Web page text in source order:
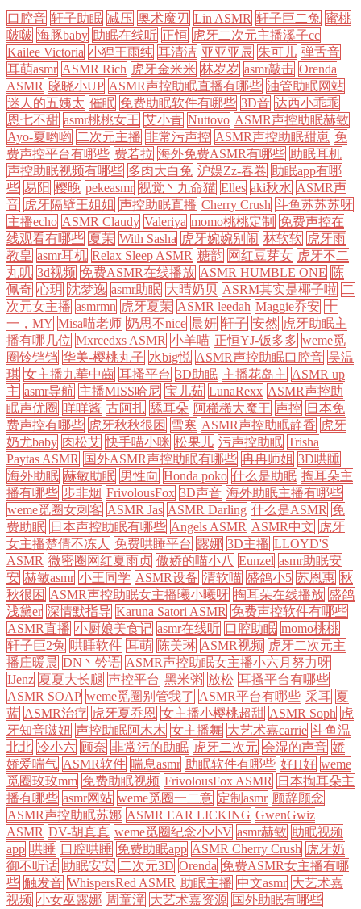
口腔音 轩子助眠 减压 奥术魔刃 Lin ASMR 轩子巨二兔 蜜桃
啵啵 海豚baby 助眠在线听 正恒 虎牙二次元主播溪子cc
Kailee Victoria 小狸王雨纯 耳清洁 亚亚亚辰 朱可儿 弹舌音
耳萌asmr ASMR Rich 虎牙金米米 林岁岁 asmr敲击 Orenda
ASMR 晓晓小UP ASMR声控助眠直播有哪些 油管助眠网站
迷人的五姨太 催眠 免费助眠软件有哪些 3D音 达西小乖乖
恩七不甜 asmr桃桃女王 艾小青 Nuttovo ASMR声控助眠赫敏
Ayo-夏哟哟 二次元主播 非常污声控 ASMR声控助眠甜崽 免
费声控平台有哪些 费若拉 海外免费ASMR有哪些 助眠耳机
声控助眠视频有哪些 多肉大白兔 沪娱Zz-春卷 助眠app有哪
些 易阳 樱晚 pekeasmr 视觉丶九命猫 Elles aki秋水 ASMR声
音 虎牙隔壁王姐姐 声控助眠直播 Cherry Crush 斗鱼苏苏苏呀
主播echo ASMR Claudy Valeriya momo桃桃定制
免费声控在
线观看有哪些 夏茉 With Sasha 虎牙婉婉别闹 林软软 虎牙雨
教皇 asmr耳机 Relax Sleep ASMR 糖韵 网红豆芽女 虎牙不二
丸叽 3d视频 免费ASMR在线播放 ASMR HUMBLE ONE 陈
佩奇 心玥 沈梦逸 asmr助眠 大晴奶贝 ASRM其实是椰子啦 二
次元女主播 asmrmn 虎牙夏茉 ASMR leedah Maggie乔安 十
一，MY Misa喵老师 奶思不nice 晨妍 轩子 安然 虎牙助眠主
播有哪几位 Mxrcedxs ASMR 小羊喵 正恒YJ-饭多多 weme觅
圈铃铛铛 华美-樱桃丸子 水big悦 ASMR声控助眠口腔音 吴温
琪 女主播九華中齒 耳搔平台 3D助眠 主播花岛主 ASMR up
主 asmr导航 主播MISS哈尼 宝儿茹 LunaRexx ASMR声控助
眠声优圈 咩咩酱 古阿扎 舔耳朵 阿稀稀大魔王 声控 日本免
费声控有哪些 虎牙秋秋很困 雪寒 ASMR声控助眠静香 虎牙
奶尤baby 肉松艾 快手喵小咪 松果儿 污声控助眠 Trisha
Paytas ASMR 国外ASMR声控助眠有哪些 冉冉师姐 3D哄睡
海外助眠 赫敏助眠 男性向 Honda poko 什么是助眠 掏耳朵主
播有哪些 步非烟 FrivolousFox 3D声音 海外助眠主播有哪些
weme觅圈女刺客 ASMR Jas ASMR Darling 什么是ASMR 免
费助眠 日本声控助眠有哪些 Angels ASMR ASMR中文 虎牙
女主播楚倩不冻人
免费哄睡平台 露娜 3D主播 LLOYD'S
ASMR 微密圈网红夏雨贞 傲娇的喵小八 Eunzel asmr助眠安
安 赫敏asmr 小王同学 ASMR设备 清软喵 盛鸽小5 苏恩惠 秋
秋很困 ASMR声控助眠女主播曦小曦呀 掏耳朵在线播放 盛鸽
浅黛er 深情默指导 Karuna Satori ASMR 免费声控软件有哪些
ASMR直播 小厨娘美食记 asmr在线听 口腔助眠 momo桃桃
轩子巨2兔 哄睡软件 耳萌 陈美琳 ASMR视频 虎牙二次元主
播庄暖晨 DN丶铃语 ASMR声控助眠女主播小六月努力呀
IJenz 夏夏大长腿 声控平台 黑米粥 放松 耳搔平台有哪些
ASMR SOAP weme觅圈别管我了 ASMR平台有哪些 采耳 夏
蓝 ASMR治疗 虎牙夏乔恩 女主播小樱桃超甜 ASMR Soph 虎
牙知音啵妞 声控助眠阿木木 女主播舞 大艺术嘉carrie 斗鱼温
北北 冷小六 顾奈 非常污的助眠 虎牙二次元 会湿的声音 娇
娇爱喘气 ASMR软件 喘息asmr 助眠软件有哪些 好H好 weme
觅圈玫玫mm 免费助眠视频 FrivolousFox ASMR
日本掏耳朵主
播有哪些 asmr网站 weme觅圈一二意 定制asmr 顾辞顾念
ASMR声控助眠苏娜 ASMR EAR LICKING GwenGwiz
ASMR DV-胡真真 weme觅圈纪念小小V asmr赫敏 助眠视频
app 哄睡 口腔哄睡 免费助眠app ASMR Cherry Crush 虎牙奶
御不听话 助眠安安 二次元3D Orenda 免费ASMR女主播有哪
些 触发音 WhispersRed ASMR 助眠主播 中文asmr 大艺术嘉
视频 小女巫露娜 周童潼 大艺术嘉资源 国外助眠有哪些